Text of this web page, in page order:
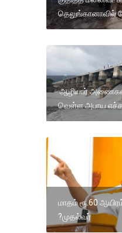
தெலுங்கானாவில்
ஆழியார்
வெள்ள அபாய
மாதம் ரூ.60
?முதல்வர்